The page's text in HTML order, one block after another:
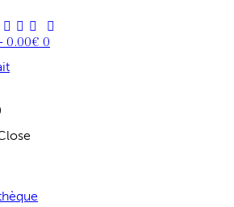
- 0.00€ 0